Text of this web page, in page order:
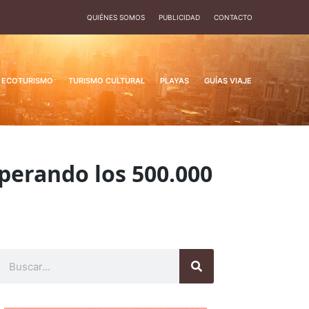
QUIÉNES SOMOS PUBLICIDAD CONTACTO
ECOTURISMO TURISMO CULTURAL PLAYAS GUÍAS VIAJE
los 500.000